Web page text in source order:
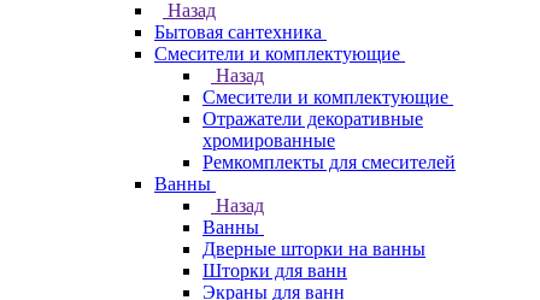
Назад
Бытовая сантехника
Смесители и комплектующие
Назад
Смесители и комплектующие
Отражатели декоративные
хромированные
Ремкомплекты для смесителей
Ванны
Назад
Ванны
Дверные шторки на ванны
Шторки для ванн
Экраны для ванн